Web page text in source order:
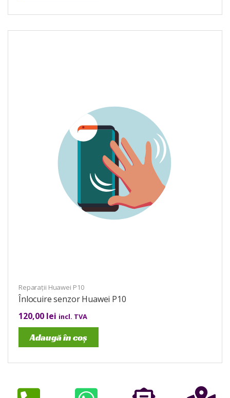
Reparații Huawei P10
Înlocuire senzor Huawei P10
120,00 lei incl. TVA
Adaugă în coș